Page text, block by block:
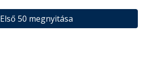
Első 50 megnyitása